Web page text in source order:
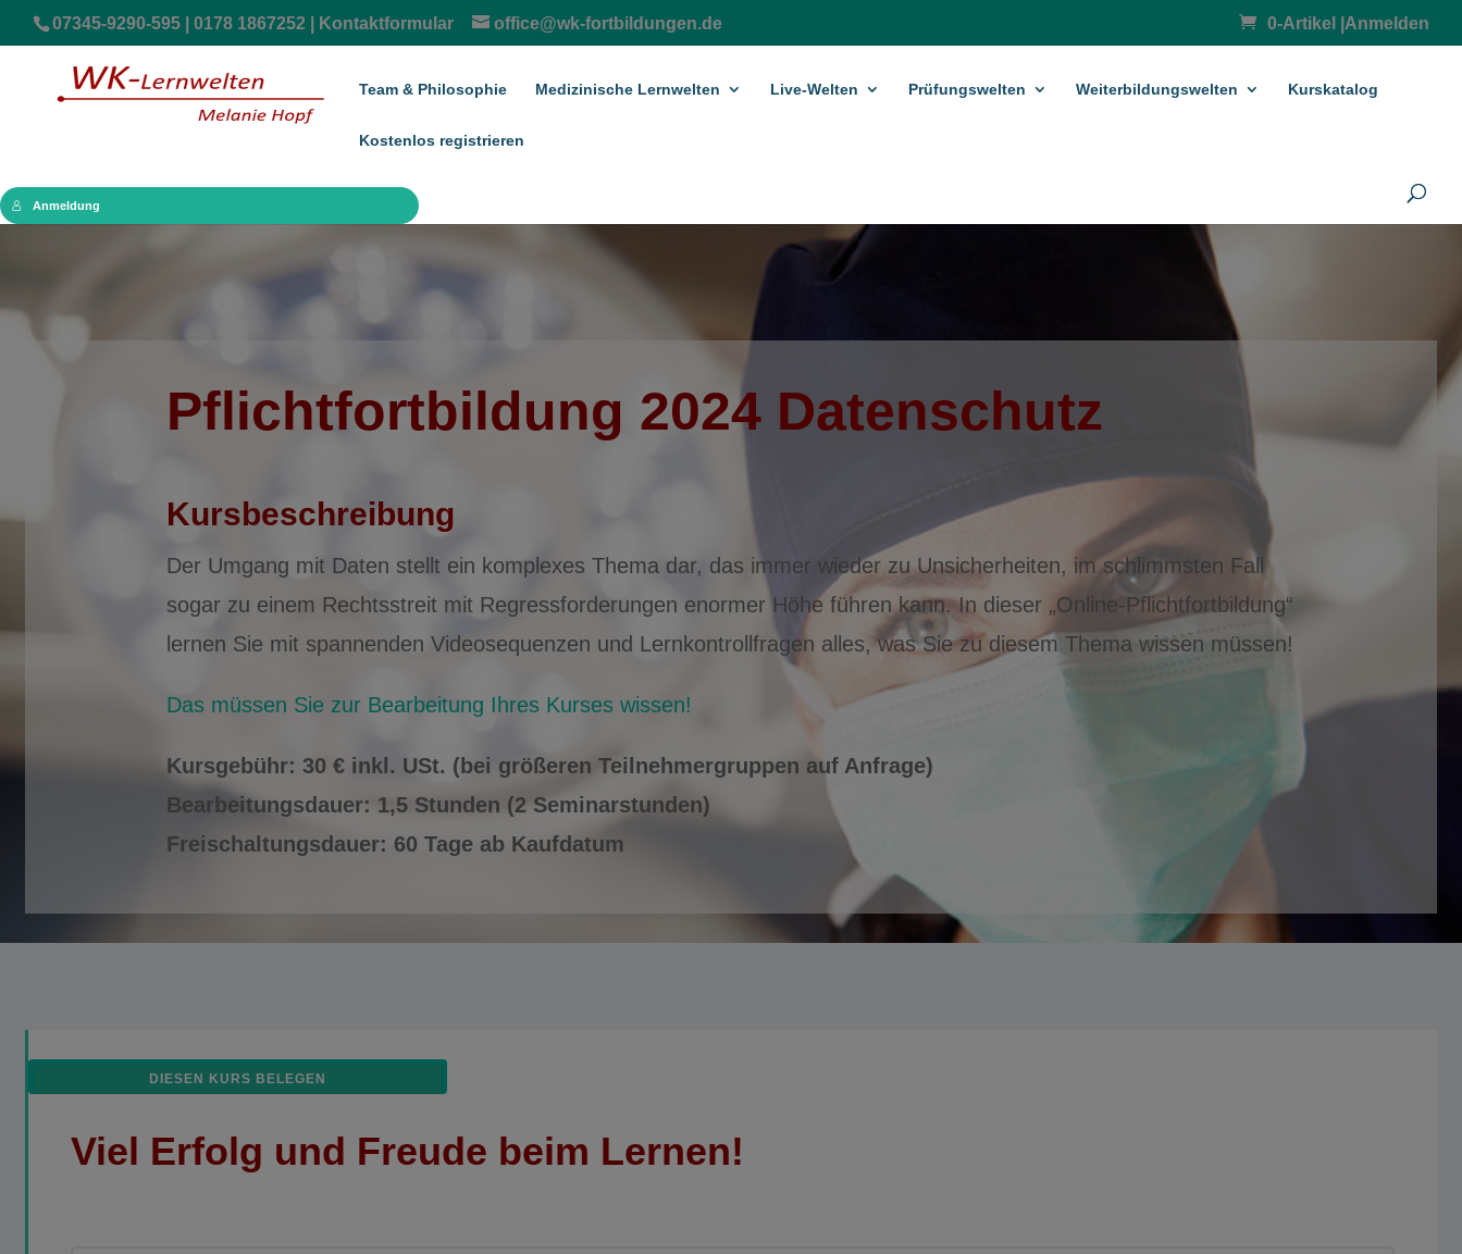
07345-9290-595 | 0178 1867252 | Kontaktformular office@wk-fortbildungen.de 0-Artikel Anmelden
Team & Philosophie Medizinische Lernwelten Live-Welten Prüfungs­welten Weiterbildungswelten Kurskatalog
Kostenlos registrieren
Anmeldung
Pflicht­fortbildung 2024 Datenschutz
Kursbeschreibung
Der Umgang mit Daten stellt ein komplexes Thema dar, das immer wieder zu Unsicherheiten, im schlimmsten Fall
sogar zu einem Rechtsstreit mit Regressforderungen enormer Höhe führen kann. In dieser „Online-Pflichtfortbildung“
lernen Sie mit spannenden Videosequenzen und Lernkontrollfragen alles, was Sie zu diesem Thema wissen müssen!
Das müssen Sie zur Bearbeitung Ihres Kurses wissen!
Kursgebühr: 30 € inkl. USt. (bei größeren Teilnehmergruppen auf Anfrage)
Bearbeitungsdauer: 1,5 Stunden (2 Seminarstunden)
Freischaltungsdauer: 60 Tage ab Kaufdatum
DIESEN KURS BELEGEN
Viel Erfolg und Freude beim Lernen!